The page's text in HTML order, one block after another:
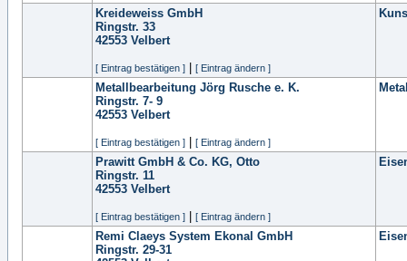
Kreideweiss GmbH
Ringstr. 33
42553 Velbert
[ Eintrag bestätigen ] [ Eintrag ändern ]
Metallbearbeitung Jörg Rusche e. K.
Ringstr. 7- 9
42553 Velbert
[ Eintrag bestätigen ] [ Eintrag ändern ]
Prawitt GmbH & Co. KG, Otto
Ringstr. 11
42553 Velbert
[ Eintrag bestätigen ] [ Eintrag ändern ]
Remi Claeys System Ekonal GmbH
Ringstr. 29-31